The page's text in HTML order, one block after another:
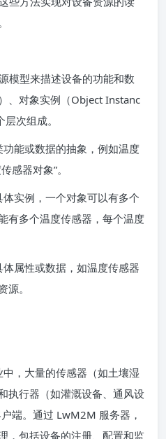
型来描述设备的功能和数
、对象实例（Object Instanc
次组成。
功能或数据的抽象，例如温度
感器对象”。
体实例，一个对象可以有多个
有多个温度传感器，每个温度
体属性或数据，如温度传感器
。
中，大量的传感器（如土壤湿
执行器（如灌溉设备、通风设
端。通过 LwM2M 服务器，
，包括设备的注册、配置和监